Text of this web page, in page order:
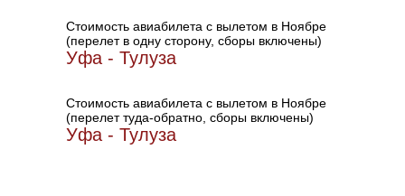
Стоимость авиабилета с вылетом в Ноябре
(перелет в одну сторону, сборы включены)
Уфа - Тулуза
Стоимость авиабилета с вылетом в Ноябре
(перелет туда-обратно, сборы включены)
Уфа - Тулуза